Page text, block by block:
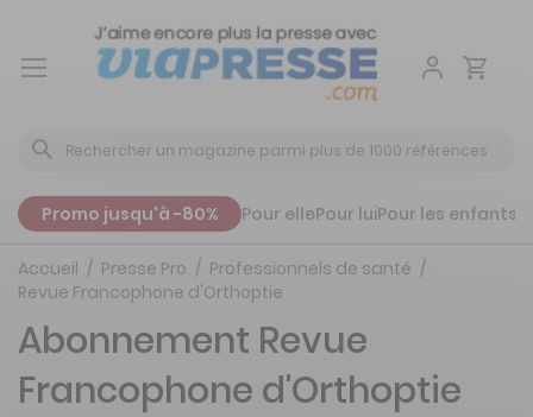
Aller
Promo jusqu'à -80% Pour ellePour luiPour les enfants
Accueil Presse Pro
Professionnels de santé
Revue Francophone d'Orthoptie
Abonnement Revue
Francophone d'Orthoptie